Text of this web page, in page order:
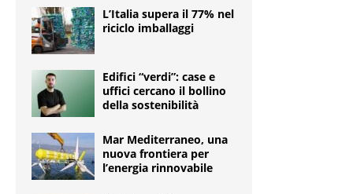
L’Italia supera il 77% nel
riciclo imballaggi
Edifici “verdi”: case e
uffici cercano il bollino
della sostenibilità
Mar Mediterraneo, una
nuova frontiera per
l’energia rinnovabile